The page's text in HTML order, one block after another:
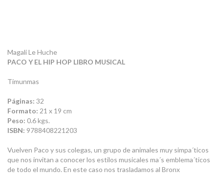
Magali Le Huche
PACO Y EL HIP HOP LIBRO MUSICAL
Timunmas
Páginas: 32
Formato: 21 x 19 cm
Peso: 0.6 kgs.
ISBN: 9788408221203
Vuelven Paco y sus colegas, un grupo de animales muy simpa´ticos
que nos invitan a conocer los estilos musicales ma´s emblema´ticos
de todo el mundo. En este caso nos trasladamos al Bronx